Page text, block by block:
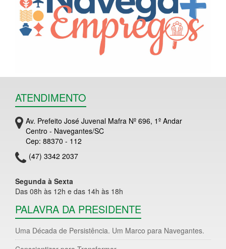
ATENDIMENTO
Av. Prefeito José Juvenal Mafra Nº 696, 1º Andar
Centro - Navegantes/SC
Cep: 88370 - 112
(47) 3342 2037
Segunda à Sexta
Das 08h às 12h e das 14h às 18h
PALAVRA DA PRESIDENTE
Uma Década de Persistência. Um Marco para Navegantes.